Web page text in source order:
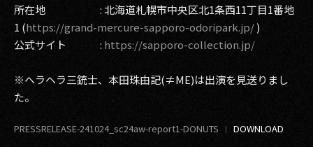
所在地 : 北海道札幌市中央区北1条西11丁目1番地
1 (https://grand-mercure-sapporo-odoripark.jp/)
公式サイト : https://sapporo-collection.jp/
※ヘラヘラ三銃士、本田珠由記(≠ME)は出演を見送りまし
た。
PRESSRELEASE-241024_sc24aw-report1-DONUTS